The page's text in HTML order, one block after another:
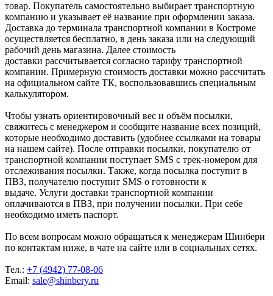
товар. Покупатель самостоятельно выбирает транспортную
компанию и указывает её название при оформлении заказа.
Доставка до терминала транспортной компании в Костроме
осуществляется бесплатно, в день заказа или на следующий
рабочий день магазина. Далее стоимость
доставки рассчитывается согласно тарифу транспортной
компании. Примерную стоимость доставки можно рассчитать
на официальном сайте ТК, воспользовавшись специальным
калькулятором.
Чтобы узнать ориентировочный вес и объём посылки,
свяжитесь с менеджером и сообщите название всех позиций,
которые необходимо доставить (удобнее ссылками на товары
на нашем сайте). После отправки посылки, покупателю от
транспортной компании поступает SMS с трек-номером для
отслеживания посылки. Также, когда посылка поступит в
ПВЗ, получателю поступит SMS о готовности к
выдаче. Услуги доставки транспортной компании
оплачиваются в ПВЗ, при получении посылки. При себе
необходимо иметь паспорт.
По всем вопросам можно обращаться к менеджерам Шинбери
по контактам ниже, в чате на сайте или в социальных сетях.
Тел.: +7 (4942) 77-08-06
Email: sale@shinbery.ru